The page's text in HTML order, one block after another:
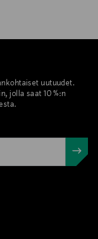
uutuudet.
jolla saat 10 %:n